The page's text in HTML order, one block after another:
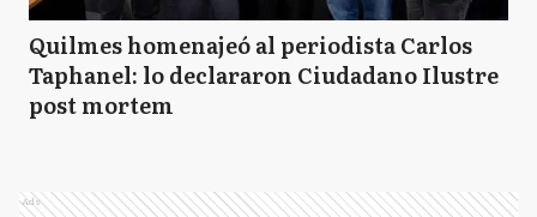
Quilmes homenajeó al periodista Carlos
Taphanel: lo declararon Ciudadano Ilustre
post mortem
Ads